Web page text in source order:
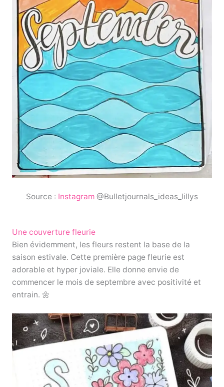
Source : Instagram @Bulletjournals_ideas_lillys
Une couverture fleurie
Bien évidemment, les fleurs restent la base de la
saison estivale. Cette première page fleurie est
adorable et hyper joviale. Elle donne envie de
commencer le mois de septembre avec positivité et
entrain. 🌼